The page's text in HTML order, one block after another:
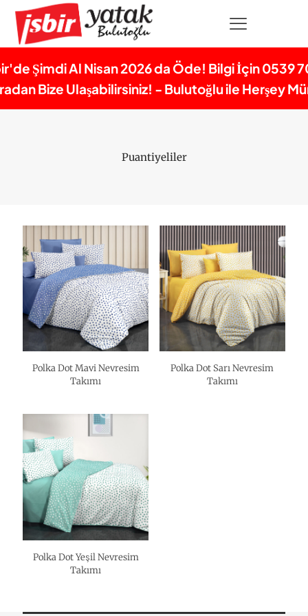
Şimdi Al Nisan 2026 da Öde! Bilgi İçin 0539
Bize Ulaşabilirsiniz! - Bulutoğlu ile Herşey
Puantiyeliler
Polka Dot Mavi Nevresim
Takımı
Polka Dot Sarı Nevresim
Takımı
Polka Dot Yeşil Nevresim
Takımı